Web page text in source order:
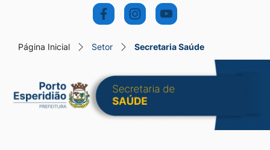
Página Inicial Setor Secretaria Saúde